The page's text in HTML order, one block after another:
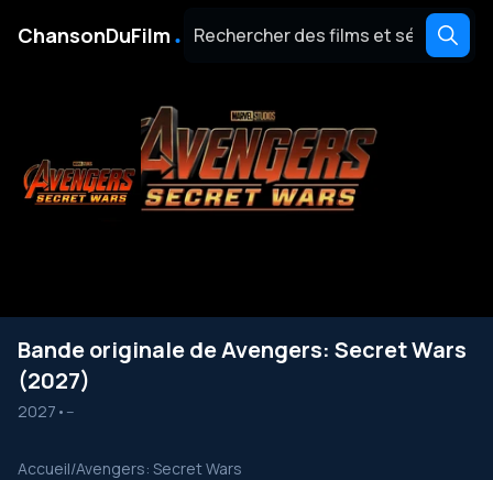
ChansonDuFilm ․
Bande originale de Avengers: Secret Wars
(2027)
2027 • --
Accueil/Avengers: Secret Wars